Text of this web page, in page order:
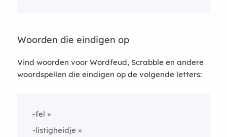
Woorden die eindigen op
Vind woorden voor Wordfeud, Scrabble en andere
woordspellen die eindigen op de volgende letters:
-fel
-listigheidje